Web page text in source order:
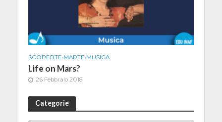
SCOPERTE•MARTE•MUSICA
Life on Mars?
26 Febbraio 2018
Categorie